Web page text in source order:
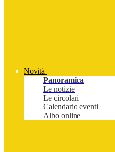
Novità
Panoramica
Le notizie
Le circolari
Calendario eventi
Albo online